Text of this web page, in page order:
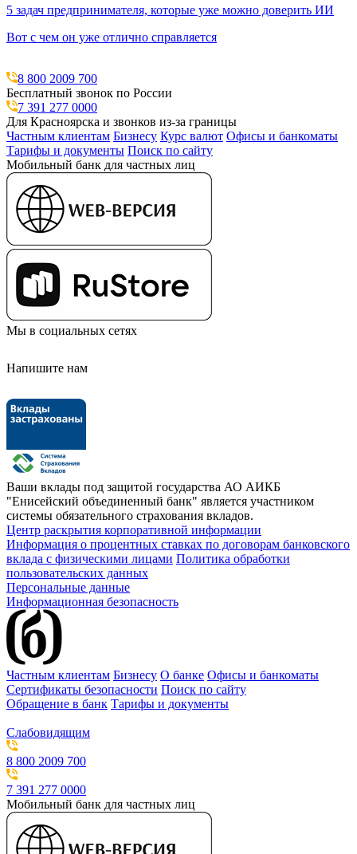
5 задач предпринимателя, которые уже можно доверить ИИ
Вот с чем он уже отлично справляется
8 800 2009 700
Бесплатный звонок по России
7 391 277 0000
Для Красноярска и звонков из-за границы
Частным клиентам Бизнесу Курс валют Офисы и банкоматы
Тарифы и документы Поиск по сайту
Мобильный банк для частных лиц
Мы в социальных сетях
Напишите нам
Ваши вклады под защитой государства АО АИКБ
"Енисейский объединенный банк" является участником
системы обязательного страхования вкладов.
Центр раскрытия корпоративной информации
Информация о процентных ставках по договорам банковского
вклада с физическими лицами Политика обработки
пользовательских данных
Персональные данные
Информационная безопасность
Частным клиентам Бизнесу О банке Офисы и банкоматы
Сертификаты безопасности Поиск по сайту
Обращение в банк Тарифы и документы
Слабовидящим
8 800 2009 700
7 391 277 0000
Мобильный банк для частных лиц